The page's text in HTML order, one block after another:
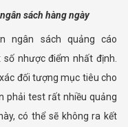
sách hàng ngày
ngân sách quảng cáo
nhược điểm nhất định.
đối tượng mục tiêu cho
phải test rất nhiều quảng
có thể sẽ không ra kết